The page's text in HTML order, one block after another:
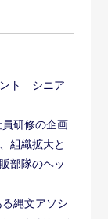
ント シニア
研修の企画
組織拡大と
部隊のヘッ
縄文アソシ